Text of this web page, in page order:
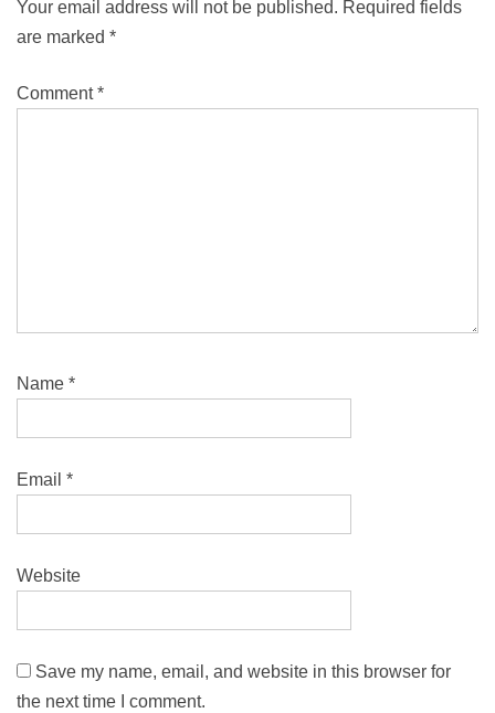
Your email address will not be published. Required fields
are marked *
Comment*
Name *
Email *
Website
Save my name, email, and website in this browser for
the next time I comment.